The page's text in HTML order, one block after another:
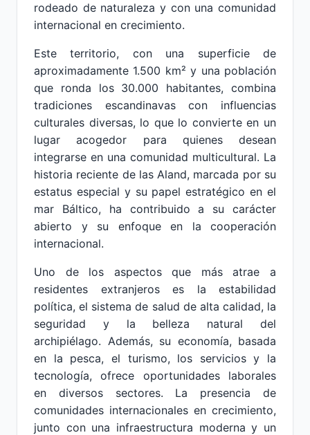
rodeado de naturaleza y con una comunidad
internacional en crecimiento.
Este territorio, con una superficie de
aproximadamente 1.500 km² y una población
que ronda los 30.000 habitantes, combina
tradiciones escandinavas con influencias
culturales diversas, lo que lo convierte en un
lugar acogedor para quienes desean
integrarse en una comunidad multicultural. La
historia reciente de las Aland, marcada por su
estatus especial y su papel estratégico en el
mar Báltico, ha contribuido a su carácter
abierto y su enfoque en la cooperación
internacional.
Uno de los aspectos que más atrae a
residentes extranjeros es la estabilidad
política, el sistema de salud de alta calidad, la
seguridad y la belleza natural del
archipiélago. Además, su economía, basada
en la pesca, el turismo, los servicios y la
tecnología, ofrece oportunidades laborales
en diversos sectores. La presencia de
comunidades internacionales en crecimiento,
junto con una infraestructura moderna y un